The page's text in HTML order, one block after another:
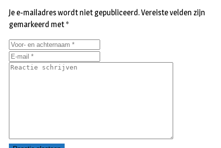
Je e-mailadres wordt niet gepubliceerd.Vereiste velden zijn
gemarkeerd met *